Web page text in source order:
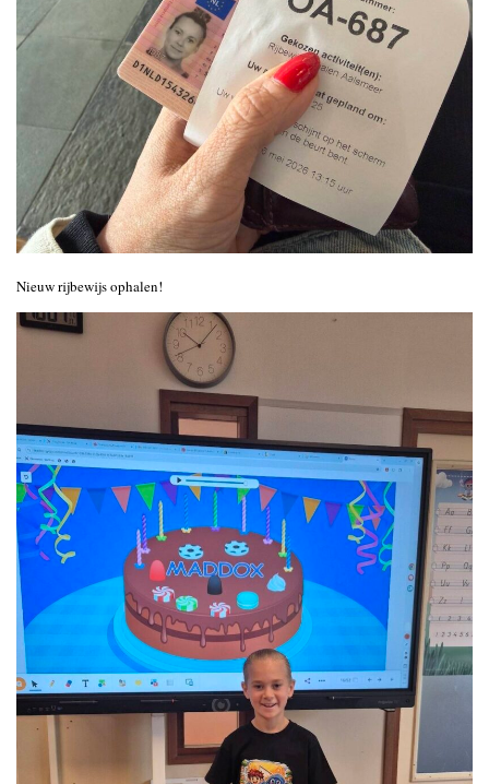
Nieuw rijbewijs ophalen!